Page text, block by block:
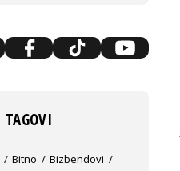
TAGOVI
Bitno
Bizbendovi